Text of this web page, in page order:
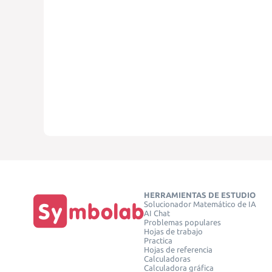
HERRAMIENTAS DE ESTUDIO
Solucionador Matemático de IA
AI Chat
Problemas populares
Hojas de trabajo
Practica
Hojas de referencia
Calculadoras
Calculadora gráfica